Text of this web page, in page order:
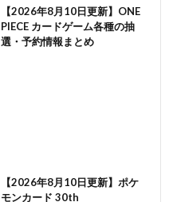
【2026年8月10日更新】ONE
PIECE カードゲーム各種の抽
選・予約情報まとめ
【2026年8月10日更新】ポケ
モンカード 30th